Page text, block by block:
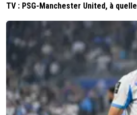
TV : PSG-Manchester United, à